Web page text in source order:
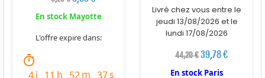
En stock Mayotte
L'offre expire dans:
timer
4j 11 h 52m 36s
Livré chez vous entre le
jeudi 13/08/2026 et le
lundi 17/08/2026
44,20 € 39,78 €
En stock Paris